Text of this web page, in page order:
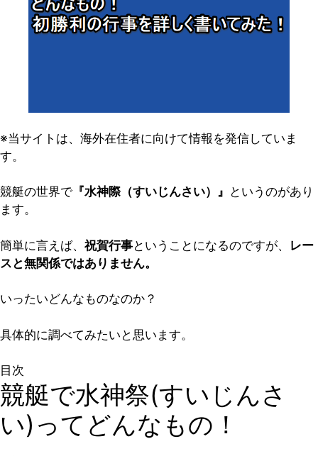
※当サイトは、海外在住者に向けて情報を発信していま
す。
競艇の世界で『水神際（すいじんさい）』 というのがあり
ます。
簡単に言えば、祝賀行事ということになるのですが、 レー
スと無関係ではありません。
いったいどんなものなのか？
具体的に調べてみたいと思います。
目次
競艇で水神祭(すいじんさ
い)ってどんなもの！